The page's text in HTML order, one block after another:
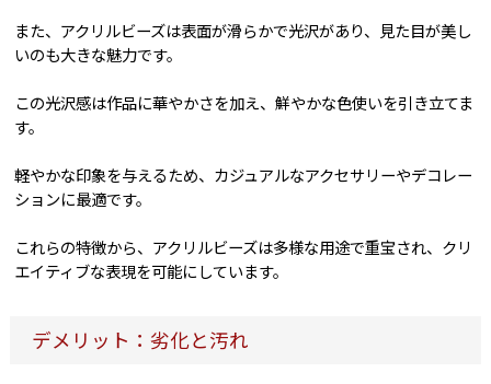
また、アクリルビーズは表面が滑らかで光沢があり、見た目が美し
いのも大きな魅力です。
この光沢感は作品に華やかさを加え、鮮やかな色使いを引き立てま
す。
軽やかな印象を与えるため、カジュアルなアクセサリーやデコレー
ションに最適です。
これらの特徴から、アクリルビーズは多様な用途で重宝され、クリ
エイティブな表現を可能にしています。
デメリット：劣化と汚れ